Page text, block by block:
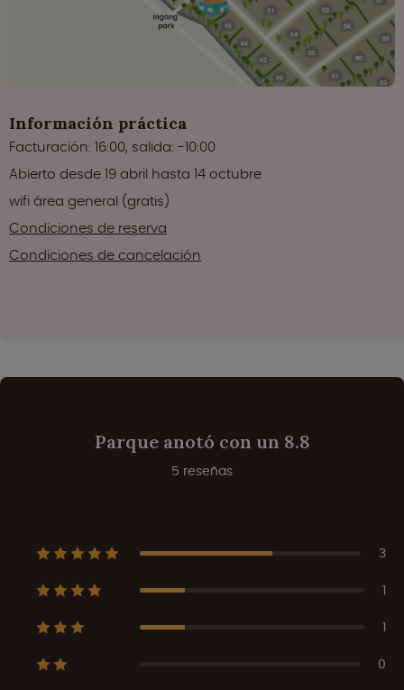
Información práctica
Facturación: 16:00, salida: -10:00
Abierto desde 19 abril hasta 14 octubre
wifi área general (gratis)
Condiciones de reserva
Condiciones de cancelación
Parque anotó con un 8.8
5 reseñas
3
1
1
0